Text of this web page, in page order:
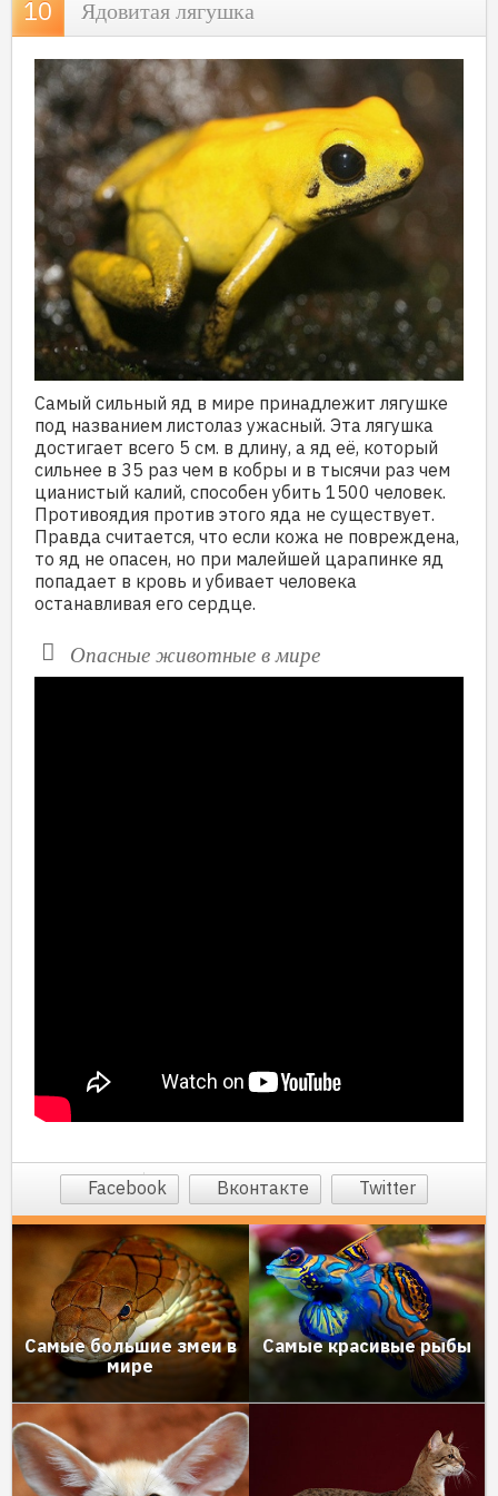
Ядовитая лягушка
Самый сильный яд в мире принадлежит лягушке
под названием листолаз ужасный. Эта лягушка
достигает всего 5 см. в длину, а яд её, который
сильнее в 35 раз чем в кобры и в тысячи раз чем
цианистый калий, способен убить 1500 человек.
Противоядия против этого яда не существует.
Правда считается, что если кожа не повреждена,
то яд не опасен, но при малейшей царапинке яд
попадает в кровь и убивает человека
останавливая его сердце.
Опасные животные в мире
Facebook Вконтакте Twitter
Cамые большие змеи в
мире
Самые красивые рыбы